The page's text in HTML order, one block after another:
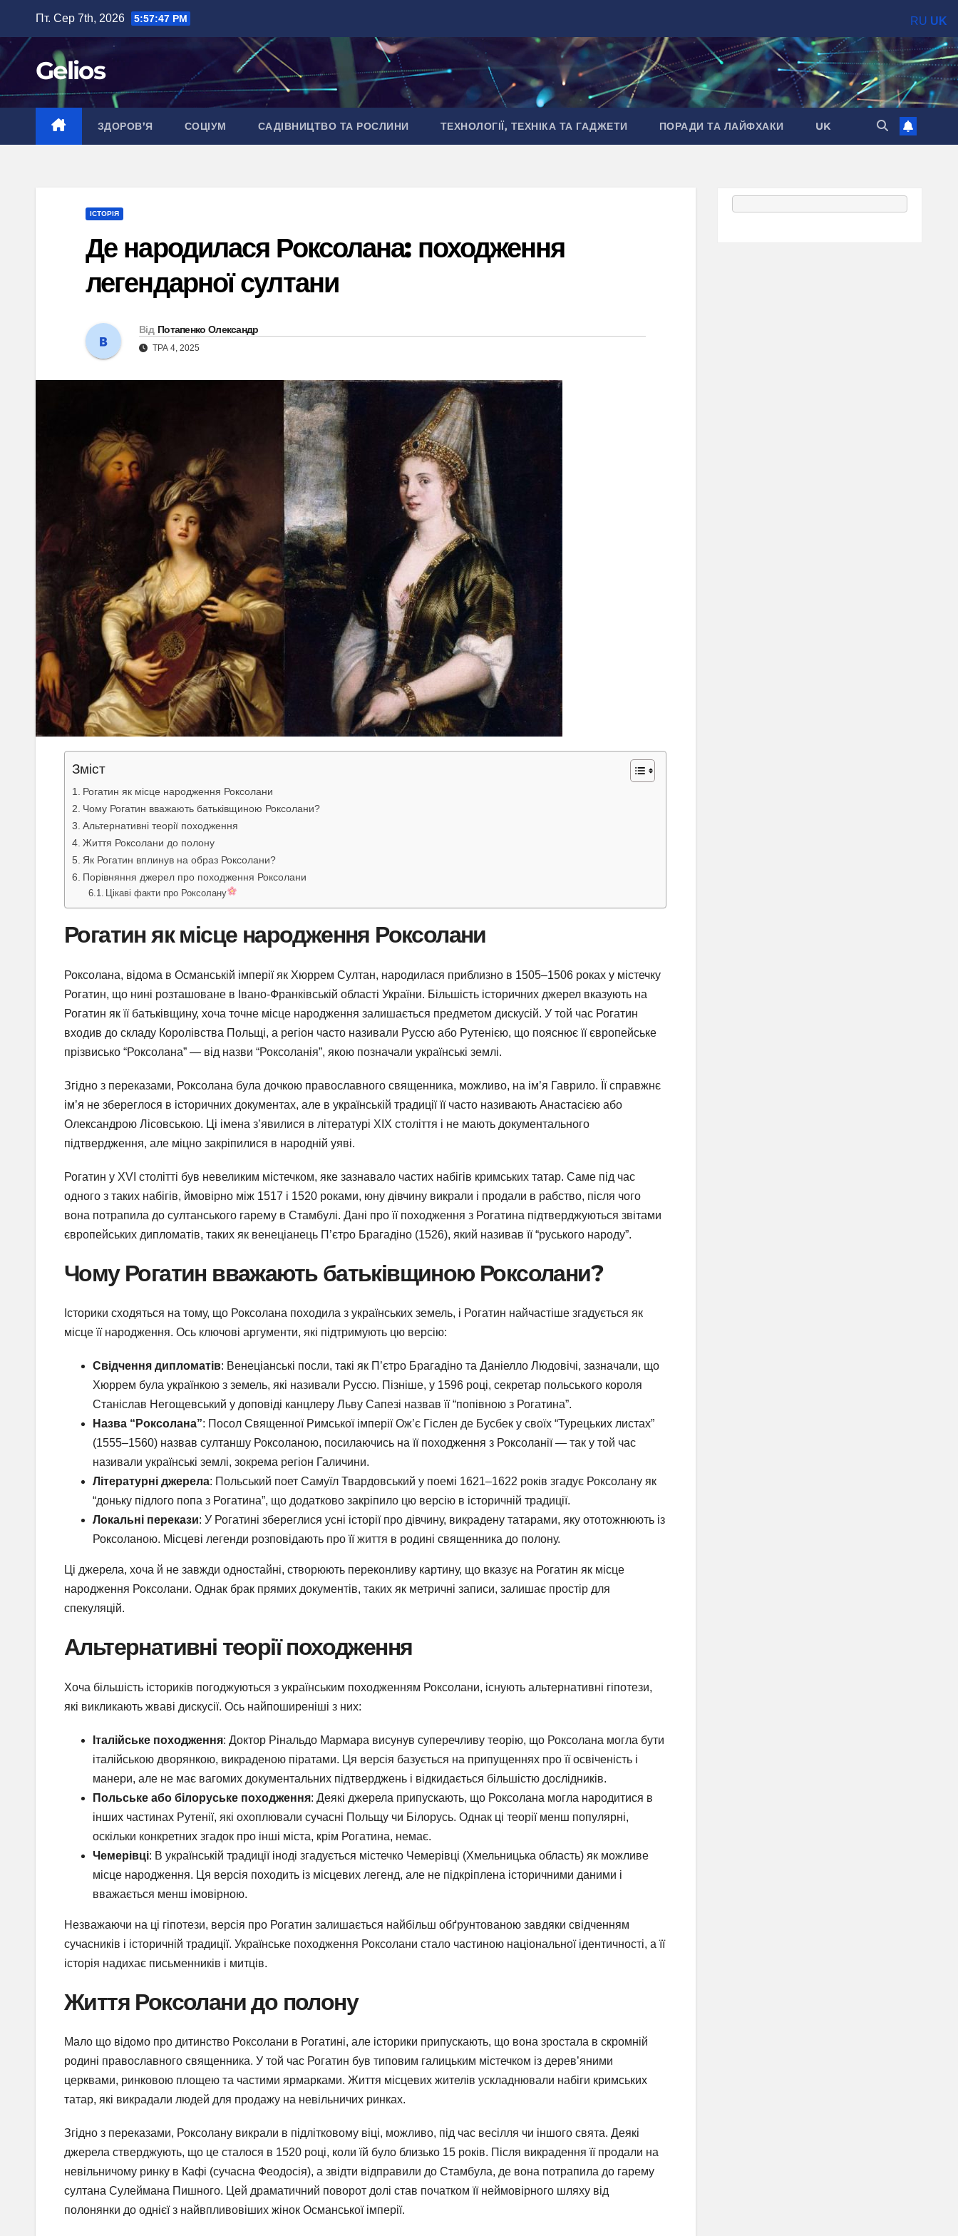
вмісту
Пт. Сер 7th, 2026 5:57:48 PM
Gelios
ЗДОРОВ’Я СОЦІУМ САДІВНИЦТВО ТА РОСЛИНИ ТЕХНОЛОГІЇ, ТЕХНІКА ТА ГАДЖЕТИ ПОРАДИ ТА ЛАЙФХАКИ UK
ІСТОРІЯ
Де народилася Роксолана: походження
легендарної султани
Від Потапенко Олександр
ТРА 4, 2025
Зміст
Рогатин як місце народження Роксолани
Чому Рогатин вважають батьківщиною Роксолани?
Альтернативні теорії походження
Життя Роксолани до полону
Як Рогатин вплинув на образ Роксолани?
Порівняння джерел про походження Роксолани
Цікаві факти про Роксолану
Рогатин як місце народження Роксолани
Роксолана, відома в Османській імперії як Хюррем Султан, народилася приблизно в 1505–1506 роках у містечку
Рогатин, що нині розташоване в Івано-Франківській області України. Більшість історичних джерел вказують на
Рогатин як її батьківщину, хоча точне місце народження залишається предметом дискусій. У той час Рогатин
входив до складу Королівства Польщі, а регіон часто називали Руссю або Рутенією, що пояснює її європейське
прізвисько “Роксолана” — від назви “Роксоланія”, якою позначали українські землі.
Згідно з переказами, Роксолана була дочкою православного священника, можливо, на ім’я Гаврило. Її справжнє
ім’я не збереглося в історичних документах, але в українській традиції її часто називають Анастасією або
Олександрою Лісовською. Ці імена з’явилися в літературі XIX століття і не мають документального
підтвердження, але міцно закріпилися в народній уяві.
Рогатин у XVI столітті був невеликим містечком, яке зазнавало частих набігів кримських татар. Саме під час
одного з таких набігів, ймовірно між 1517 і 1520 роками, юну дівчину викрали і продали в рабство, після чого
вона потрапила до султанського гарему в Стамбулі. Дані про її походження з Рогатина підтверджуються звітами
європейських дипломатів, таких як венеціанець П’єтро Брагадіно (1526), який називав її “руського народу”.
Чому Рогатин вважають батьківщиною Роксолани?
Історики сходяться на тому, що Роксолана походила з українських земель, і Рогатин найчастіше згадується як
місце її народження. Ось ключові аргументи, які підтримують цю версію:
Свідчення дипломатів: Венеціанські посли, такі як П’єтро Брагадіно та Даніелло Людовічі, зазначали, що
Хюррем була українкою з земель, які називали Руссю. Пізніше, у 1596 році, секретар польського короля
Станіслав Негощевський у доповіді канцлеру Льву Сапезі назвав її “попівною з Рогатина”.
Назва “Роксолана”: Посол Священної Римської імперії Ож’є Гіслен де Бусбек у своїх “Турецьких листах”
(1555–1560) назвав султаншу Роксоланою, посилаючись на її походження з Роксоланії — так у той час
називали українські землі, зокрема регіон Галичини.
Літературні джерела: Польський поет Самуїл Твардовський у поемі 1621–1622 років згадує Роксолану як
“доньку підлого попа з Рогатина”, що додатково закріпило цю версію в історичній традиції.
Локальні перекази: У Рогатині збереглися усні історії про дівчину, викрадену татарами, яку ототожнюють із
Роксоланою. Місцеві легенди розповідають про її життя в родині священника до полону.
Ці джерела, хоча й не завжди одностайні, створюють переконливу картину, що вказує на Рогатин як місце
народження Роксолани. Однак брак прямих документів, таких як метричні записи, залишає простір для
спекуляцій.
Альтернативні теорії походження
Хоча більшість істориків погоджуються з українським походженням Роксолани, існують альтернативні гіпотези,
які викликають жваві дискусії. Ось найпоширеніші з них:
Італійське походження: Доктор Рінальдо Мармара висунув суперечливу теорію, що Роксолана могла бути
італійською дворянкою, викраденою піратами. Ця версія базується на припущеннях про її освіченість і
манери, але не має вагомих документальних підтверджень і відкидається більшістю дослідників.
Польське або білоруське походження: Деякі джерела припускають, що Роксолана могла народитися в
інших частинах Рутенії, які охоплювали сучасні Польщу чи Білорусь. Однак ці теорії менш популярні,
оскільки конкретних згадок про інші міста, крім Рогатина, немає.
Чемерівці: В українській традиції іноді згадується містечко Чемерівці (Хмельницька область) як можливе
місце народження. Ця версія походить із місцевих легенд, але не підкріплена історичними даними і
вважається менш імовірною.
Незважаючи на ці гіпотези, версія про Рогатин залишається найбільш обґрунтованою завдяки свідченням
сучасників і історичній традиції. Українське походження Роксолани стало частиною національної ідентичності, а її
історія надихає письменників і митців.
Життя Роксолани до полону
Мало що відомо про дитинство Роксолани в Рогатині, але історики припускають, що вона зростала в скромній
родині православного священника. У той час Рогатин був типовим галицьким містечком із дерев’яними
церквами, ринковою площею та частими ярмарками. Життя місцевих жителів ускладнювали набіги кримських
татар, які викрадали людей для продажу на невільничих ринках.
Згідно з переказами, Роксолану викрали в підлітковому віці, можливо, під час весілля чи іншого свята. Деякі
джерела стверджують, що це сталося в 1520 році, коли їй було близько 15 років. Після викрадення її продали на
невільничому ринку в Кафі (сучасна Феодосія), а звідти відправили до Стамбула, де вона потрапила до гарему
султана Сулеймана Пишного. Цей драматичний поворот долі став початком її неймовірного шляху від
полонянки до однієї з найвпливовіших жінок Османської імперії.
RU UK